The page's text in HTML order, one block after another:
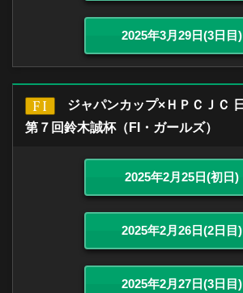
2025年3月29日(3日目)
ジャパンカップ×ＨＰＣＪＣ
第７回鈴木誠杯（FI・ガールズ）
2025年2月25日(初日)
2025年2月26日(2日目)
2025年2月27日(3日目)